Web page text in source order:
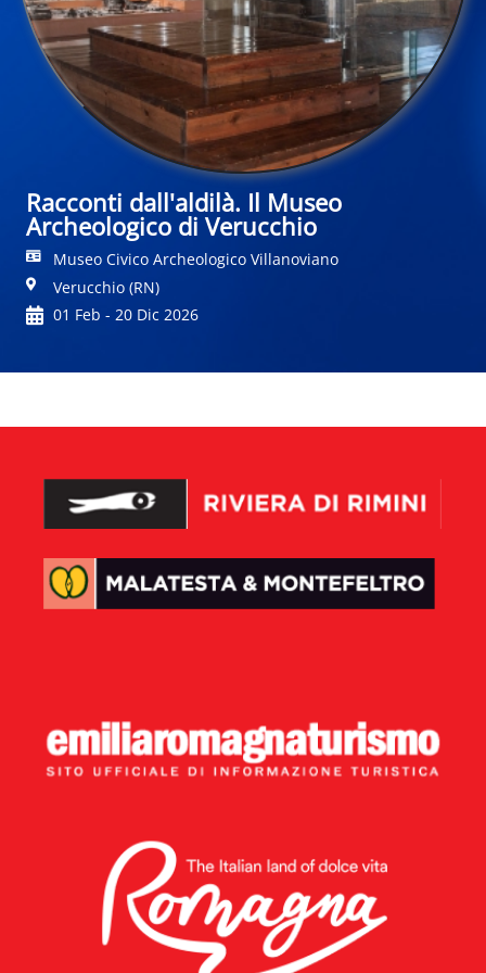
Racconti dall'aldilà. Il Museo
Archeologico di Verucchio
Museo Civico Archeologico Villanoviano
Verucchio (RN)
01 Feb - 20 Dic 2026